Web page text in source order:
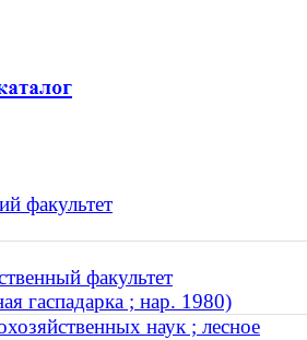
факультет
факультет
гаспадарка ; нар. 1980)
наук ; лесное